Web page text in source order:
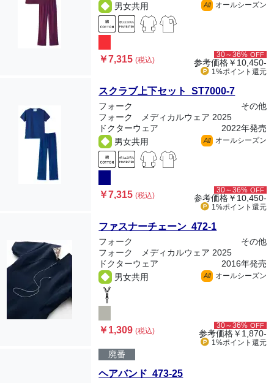
男女共用
All オールシーズン
￥7,315(税込)
30～36% OFF
参考価格￥10,450-
1%ポイント 還元
スクラブ上下セット ST7000-7
フォーク
その他
フォーク メディカルウェア 2025
ドクターウェア
2022年発売
男女共用
All オールシーズン
￥7,315(税込)
30～36% OFF
参考価格￥10,450-
1%ポイント 還元
ファスナーチェーン 472-1
フォーク
その他
フォーク メディカルウェア 2025
ドクターウェア
2016年発売
男女共用
All オールシーズン
￥1,309(税込)
30～36% OFF
参考価格￥1,870-
1%ポイント 還元
廃番
ヘアバンド 473-25